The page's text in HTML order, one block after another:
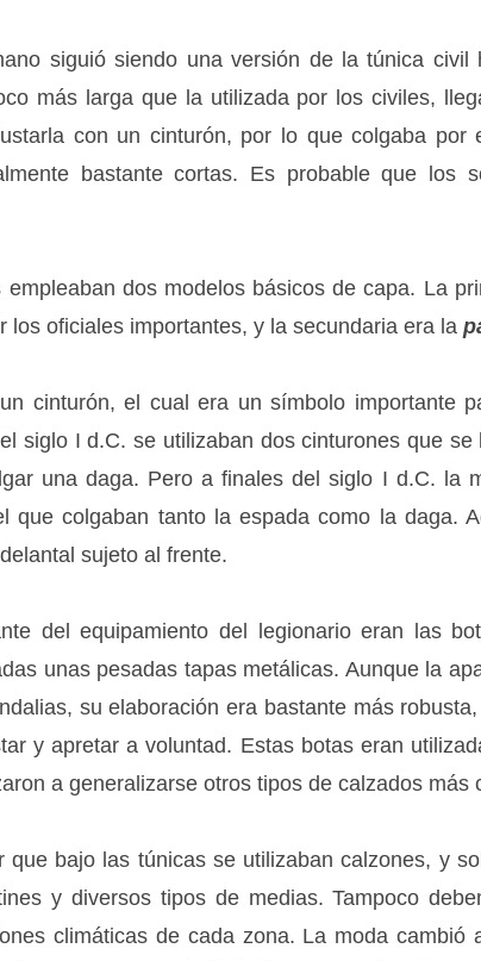
siguió siendo una versión de la túnica
más larga que la utilizada por los civiles,
con un cinturón, por lo que colgaba por
bastante cortas. Es probable que los
empleaban dos modelos básicos de capa. La
los oficiales importantes, y la secundaria era la
cinturón, el cual era un símbolo importante
siglo I d.C. se utilizaban dos cinturones que
una daga. Pero a finales del siglo I d.C. la
que colgaban tanto la espada como la daga.
sujeto al frente.
del equipamiento del legionario eran las
unas pesadas tapas metálicas. Aunque la
su elaboración era bastante más
y apretar a voluntad. Estas botas eran
a generalizarse otros tipos de calzados más
que bajo las túnicas se utilizaban calzones, y
y diversos tipos de medias. Tampoco
climáticas de cada zona. La moda cambió